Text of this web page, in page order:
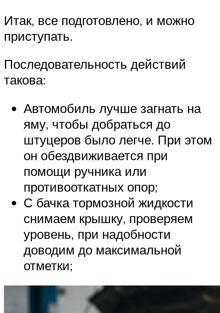
Итак, все подготовлено, и можно
приступать.
Последовательность действий
такова:
Автомобиль лучше загнать на
яму, чтобы добраться до
штуцеров было легче. При этом
он обездвиживается при
помощи ручника или
противооткатных опор;
С бачка тормозной жидкости
снимаем крышку, проверяем
уровень, при надобности
доводим до максимальной
отметки;